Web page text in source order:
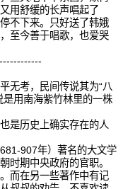
用舒缓的长声唱起了
不下来。只好送了韩娥
至今善于唱歌，也爱哭
无考，民间传说其为“八
用南海紫竹林里的一株
是历史上确实存在的人
907年）著名的大文学
时期中央政府的官职。
而在另一些著作中有记